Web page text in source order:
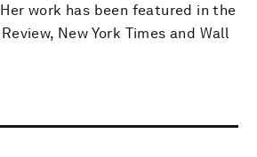
work has been featured in the
New York Times and Wall